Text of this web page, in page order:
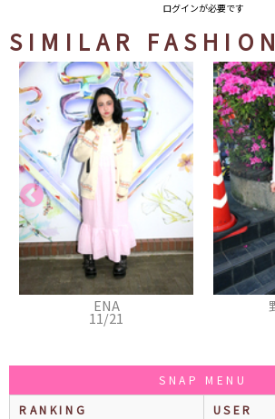
ログインが必要です
SIMILAR FASHION
SNAP MENU
RANKING
USER